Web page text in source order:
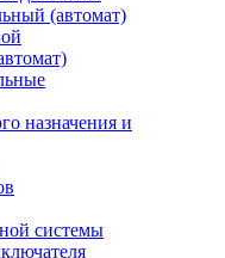
(автомат)
назначения и
системы